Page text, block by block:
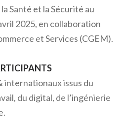
Santé et la Sécurité au
2025, en collaboration
et Services (CGEM).
internationaux issus du
du digital, de l’ingénierie